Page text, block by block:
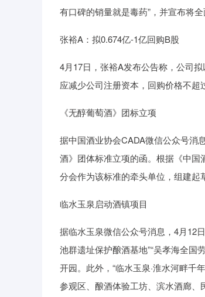
有口碑的销量就是毒药”，并宣布将全
张裕A：拟0.674亿-1亿回购B股
4月17日，张裕A发布公告称，公司
应减少公司注册资本，回购价格不超
《无醇葡萄酒》团标立项
据中国酒业协会CADA微信公众号消
酒》团体标准立项的函。根据《中
分会作为该标准的牵头单位，组建起
临水玉泉启动酒镇项目
据临水玉泉微信公众号消息，4月12
池群遗址保护酿酒基地”“吴孝海全国
开园。此外，“临水玉泉·淮水河畔千
参观区、酿酒体验工坊、滨水酒廊、